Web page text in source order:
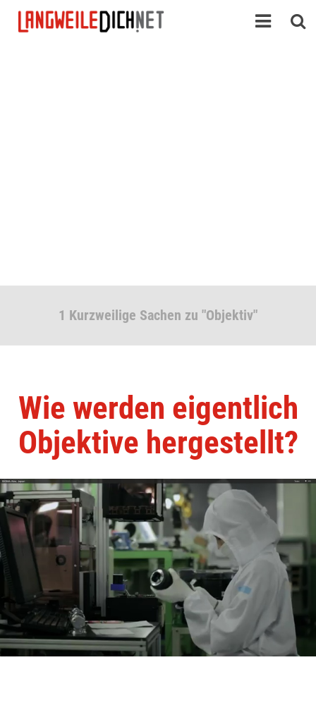
1 Kurzweilige Sachen zu "Objektiv"
Wie werden eigentlich
Objektive hergestellt?